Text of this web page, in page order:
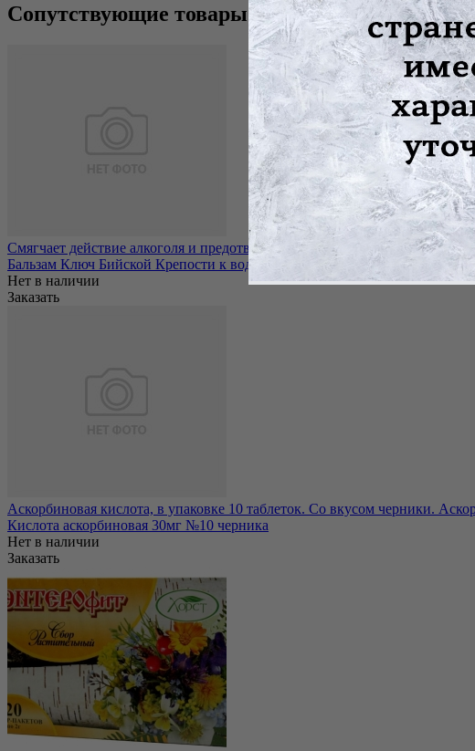
Сопутствующие товары
Смягчает действие алкоголя и предотвращает похмельный синдром. Во
Бальзам Ключ Бийской Крепости к водочке 250мл
Нет в наличии
Заказать
Аскорбиновая кислота, в упаковке 10 таблеток. Со вкусом черники.
Кислота аскорбиновая 30мг №10 черника
Нет в наличии
Заказать